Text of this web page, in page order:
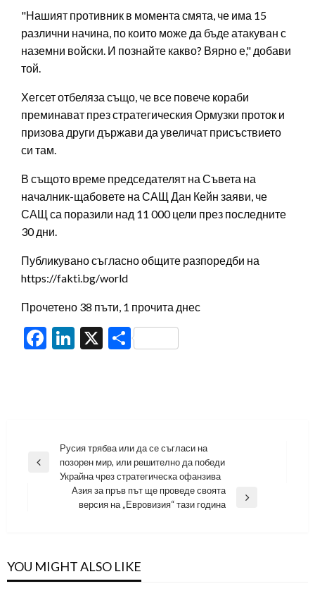
"Нашият противник в момента смята, че има 15
различни начина, по които може да бъде атакуван с
наземни войски. И познайте какво? Вярно е," добави
той.
Хегсет отбеляза също, че все повече кораби
преминават през стратегическия Ормузки проток и
призова други държави да увеличат присъствието
си там.
В същото време председателят на Съвета на
началник-щабовете на САЩ Дан Кейн заяви, че
САЩ са поразили над 11 000 цели през последните
30 дни.
Публикувано съгласно общите разпоредби на
https://fakti.bg/world
Прочетено 38 пъти, 1 прочита днес
Facebook
LinkedIn
X Share
Навигация
Previous
Русия трябва или да се съгласи на
позорен мир, или решително да победи
Украйна чрез стратегическа офанзива
Азия за пръв път ще проведе своята
версия на „Евровизия“ тази година
YOU MIGHT ALSO LIKE